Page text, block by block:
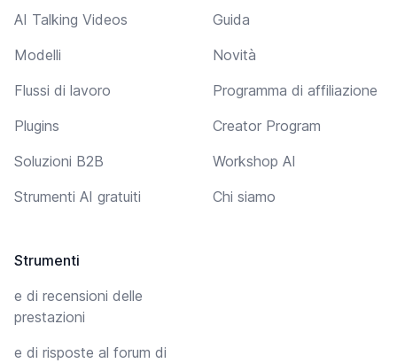
AI Talking Videos
Modelli
Flussi di lavoro
Plugins
Soluzioni B2B
Strumenti AI gratuiti
Strumenti
e di recensioni delle
prestazioni
e di risposte al forum di
Guida
Novità
Programma di affiliazione
Creator Program
Workshop AI
Chi siamo